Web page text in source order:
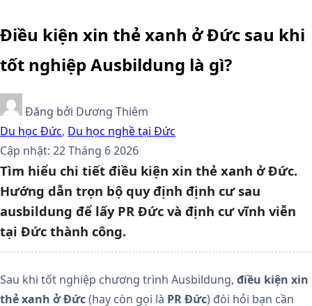
Điều kiện xin thẻ xanh ở Đức sau khi
tốt nghiệp Ausbildung là gì?
Đăng bởi Dương Thiêm
Du học Đức, Du học nghề tại Đức
Cập nhật: 22 Tháng 6 2026
Tìm hiểu chi tiết điều kiện xin thẻ xanh ở Đức.
Hướng dẫn trọn bộ quy định định cư sau
ausbildung để lấy PR Đức và định cư vĩnh viễn
tại Đức thành công.
Sau khi tốt nghiệp chương trình Ausbildung, điều kiện xin
thẻ xanh ở Đức(hay còn gọi là PR Đức) đòi hỏi bạn cần